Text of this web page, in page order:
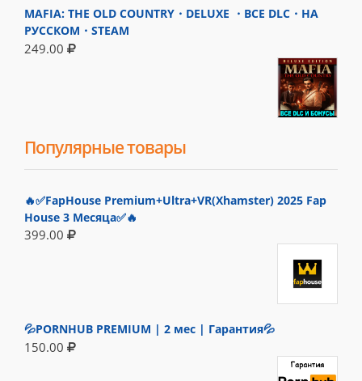
MAFIA: THE OLD COUNTRY・DELUXE ・ВСЕ DLC・НА
РУССКОМ・STEAM
249.00
Популярные товары
🔥✅FapHouse Premium+Ultra+VR(Xhamster) 2025 Fap
House 3 Месяца✅🔥
399.00
💦PORNHUB PREMIUM | 2 мес | Гарантия💦
150.00